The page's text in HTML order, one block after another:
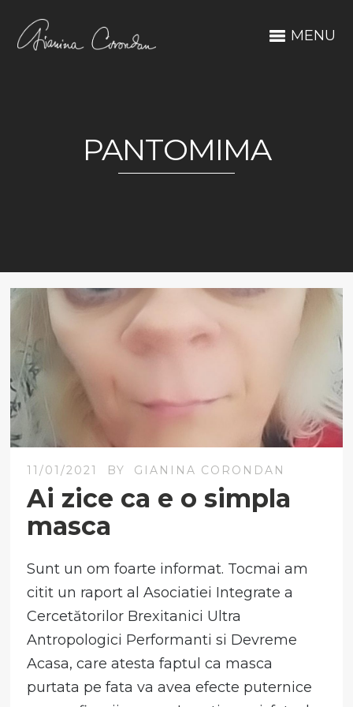
MENU
PANTOMIMA
11/01/2021 BY GIANINA CORONDAN
Ai zice ca e o simpla
masca
Sunt un om foarte informat. Tocmai am
citit un raport al Asociatiei Integrate a
Cercetătorilor Brexitanici Ultra
Antropologici Performanti si Devreme
Acasa, care atesta faptul ca masca
purtata pe fata va avea efecte puternice